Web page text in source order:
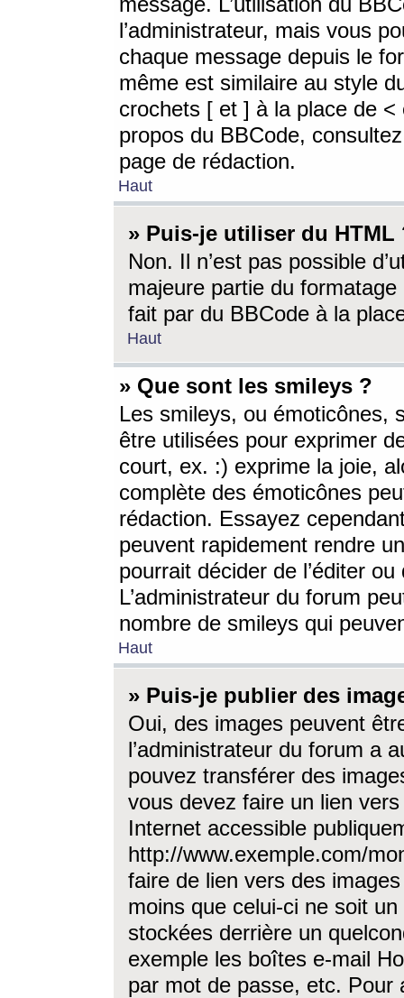
l’administrateur, mais vous
chaque message depuis le
même est similaire au style
crochets [ et ] à la place de <
propos du BBCode,
page de rédaction.
Haut
» Puis-je utiliser du HTML
Non. Il n’est pas possible
majeure partie du
fait par du BBCode à la
Haut
» Que sont les smileys ?
Les smileys, ou émoticônes,
être utilisées pour exprimer
court, ex. :) exprime la joie,
complète des émoticônes
rédaction. Essayez
peuvent rapidement rendre
pourrait décider de l’éditer
L’administrateur du forum
nombre de smileys qui
Haut
» Puis-je publier des
Oui, des images peuvent
l’administrateur du forum a
pouvez transférer des
vous devez faire un lien
Internet accessible
http://www.exemple.com/
faire de lien vers des
moins que celui-ci ne soit
stockées derrière un
exemple les boîtes e-mail
par mot de passe, etc. Pour